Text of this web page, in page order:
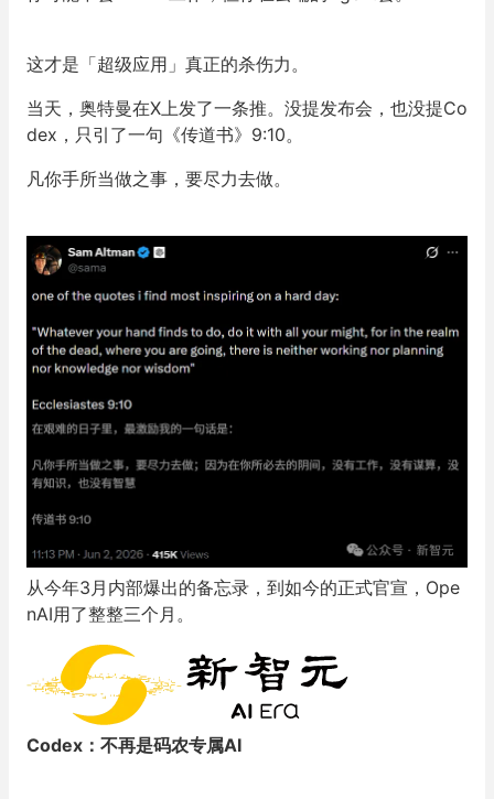
这才是「超级应用」真正的杀伤力。
当天，奥特曼在X上发了一条推。没提发布会，也没提Co
dex，只引了一句《传道书》9:10。
凡你手所当做之事，要尽力去做。
从今年3月内部爆出的备忘录，到如今的正式官宣，Ope
nAI用了整整三个月。
Codex：不再是码农专属AI